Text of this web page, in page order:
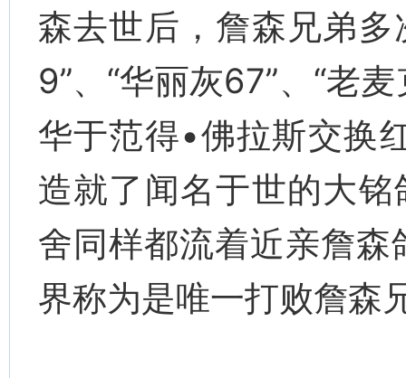
森去世后，詹森兄弟多
9”、“华丽灰67”、“老
华于范得•佛拉斯交换
造就了闻名于世的大铭
舍同样都流着近亲詹
界称为是唯一打败詹森